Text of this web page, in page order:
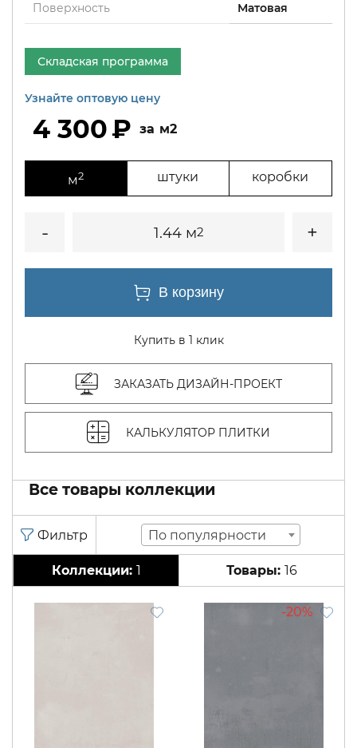
Поверхность Матовая
Складская программа
Узнайте оптовую цену
4 300 м2
м2 штуки коробки
1.44 м2
Купить в 1 клик
ЗАКАЗАТЬ ДИЗАЙН-ПРОЕКТ
КАЛЬКУЛЯТОР ПЛИТКИ
Все товары коллекции
По популярности
1 16
20